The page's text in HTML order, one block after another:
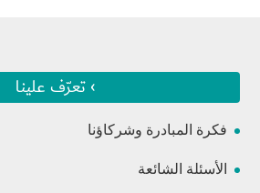
› تعرّف علينا
فكرة المبادرة وشركاؤنا
الأسئلة الشائعة